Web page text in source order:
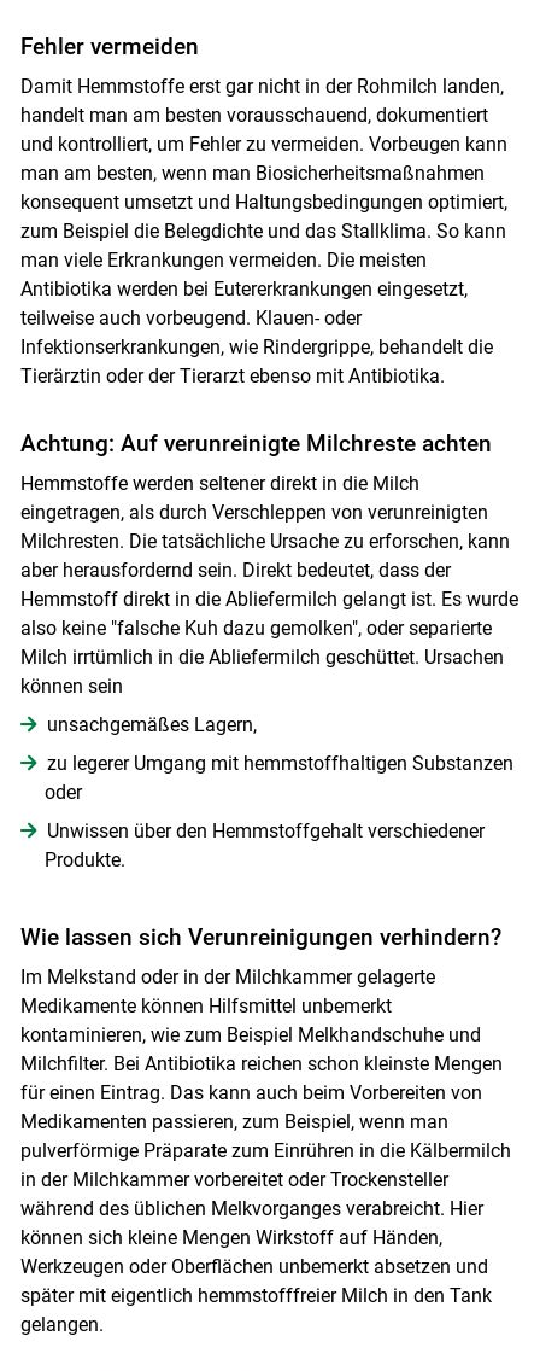
Fehler vermeiden
Damit Hemmstoffe erst gar nicht in der Rohmilch landen,
handelt man am besten vorausschauend, dokumentiert
und kontrolliert, um Fehler zu vermeiden. Vorbeugen kann
man am besten, wenn man Biosicherheitsmaßnahmen
konsequent umsetzt und Haltungsbedingungen optimiert,
zum Beispiel die Belegdichte und das Stallklima. So kann
man viele Erkrankungen vermeiden. Die meisten
Antibiotika werden bei Eutererkrankungen eingesetzt,
teilweise auch vorbeugend. Klauen- oder
Infektionserkrankungen, wie Rindergrippe, behandelt die
Tierärztin oder der Tierarzt ebenso mit Antibiotika.
Achtung: Auf verunreinigte Milchreste achten
Hemmstoffe werden seltener direkt in die Milch
eingetragen, als durch Verschleppen von verunreinigten
Milchresten. Die tatsächliche Ursache zu erforschen, kann
aber herausfordernd sein. Direkt bedeutet, dass der
Hemmstoff direkt in die Abliefermilch gelangt ist. Es wurde
also keine "falsche Kuh dazu gemolken", oder separierte
Milch irrtümlich in die Abliefermilch geschüttet. Ursachen
können sein
unsachgemäßes Lagern,
zu legerer Umgang mit hemmstoffhaltigen Substanzen
oder
Unwissen über den Hemmstoffgehalt verschiedener
Produkte.
Wie lassen sich Verunreinigungen verhindern?
Im Melkstand oder in der Milchkammer gelagerte
Medikamente können Hilfsmittel unbemerkt
kontaminieren, wie zum Beispiel Melkhandschuhe und
Milchfilter. Bei Antibiotika reichen schon kleinste Mengen
für einen Eintrag. Das kann auch beim Vorbereiten von
Medikamenten passieren, zum Beispiel, wenn man
pulverförmige Präparate zum Einrühren in die Kälbermilch
in der Milchkammer vorbereitet oder Trockensteller
während des üblichen Melkvorganges verabreicht. Hier
können sich kleine Mengen Wirkstoff auf Händen,
Werkzeugen oder Oberflächen unbemerkt absetzen und
später mit eigentlich hemmstofffreier Milch in den Tank
gelangen.